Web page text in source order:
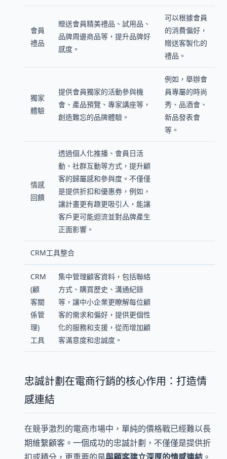
會員
禮品
贈送會員精美禮品、試用品、
品牌周邊商品等，提升品牌好
感度。
可以根據會員
的消費偏好，
贈送客製化的
禮品。
獨家
體驗
提供會員獨家的活動參與機
會、產品預覽、專家講座等，
創造難忘的品牌體驗。
例如，舉辦會
員專屬的時尚
秀、品酒會、
新品發表會
等。
情感
回饋
透過個人化推播、會員日活
動、社群互動等方式，提升顧
客的歸屬感和參與度。不僅僅
是提供折扣和優惠券，例如，
讓計畫更有趣更吸引人，能讓
客戶更可能迴流並對品牌產生
正面影響。
CRM工具整合
CRM
(顧
客關
係管
理)
工具
集中管理顧客資料，包括聯絡
方式、購買歷史、溝通紀錄
等，讓中小企業更瞭解每位顧
客的需求和偏好，提供更個性
化的服務和支援，從而增加顧
客滿意度和忠誠度。
忠誠計劃在電商行銷的核心作用：打造情
感連結
在競爭激烈的電商市場中，單純的價格戰已經難以長
期維繫顧客。一個成功的忠誠計劃，不僅僅是提供折